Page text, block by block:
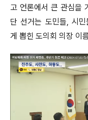
고 언론에서 큰 관심을
단 선거는 도민들, 시
게 뽑힌 도의회 의장 이